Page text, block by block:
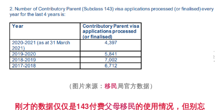
（图片来源： 移民局官方数据）
刚才的数据仅仅是143付费父母移民的使用情况，但别忘